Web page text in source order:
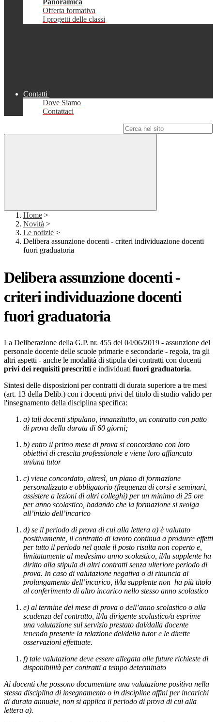
Panoramica
Offerta formativa
I progetti delle classi
Contatti
Dove Siamo
Contattaci
Home >
Novità >
Le notizie >
Delibera assunzione docenti - criteri individuazione docenti
fuori graduatoria
Delibera assunzione docenti -
criteri individuazione docenti
fuori graduatoria
La Deliberazione della G.P. nr. 455 del 04/06/2019 - assunzione del
personale docente delle scuole primarie e secondarie - regola, tra gli
altri aspetti - anche le modalità di stipula dei contratti con docenti
privi dei requisiti prescrittie individuati fuori graduatoria.
Sintesi delle disposizioni per contratti di durata superiore a tre mesi
(art. 13 della Delib.) con i docenti privi del titolo di studio valido per
l'insegnamento della disciplina specifica:
a) tali docenti stipulano, innanzitutto, un contratto con patto
di prova della durata di 60 giorni;
b) entro il primo mese di prova si concordano con loro
obiettivi di crescita professionale e viene loro affiancato
un/una tutor
c) viene concordato, altresì, un piano di formazione
personalizzato e obbligatorio (frequenza di corsi e seminari,
assistere a lezioni di altri colleghi) per un minimo di 25 ore
per anno scolastico, badando che la formazione si svolga
all’inizio dell’incarico
d) se il periodo di prova di cui alla lettera a) è valutato
positivamente, il contratto di lavoro continua a produrre effetti
per tutto il periodo nel quale il posto risulta non coperto e,
limitatamente al medesimo anno scolastico, il/la supplente ha
diritto alla stipula di altri contratti senza ulteriore periodo di
prova. In caso di valutazione negativa o di rinuncia al
prolungamento dell’incarico, il/la supplente non ha più titolo
al conferimento di altro incarico nello stesso anno scolastico
e) al termine del mese di prova o dell’anno scolastico o alla
scadenza del contratto, il/la dirigente scolastico/a esprime
una valutazione sul servizio prestato dal/dalla docente
tenendo presente la relazione del/della tutor e le dirette
osservazioni effettuate.
f) tale valutazione deve essere allegata alle future richieste di
disponibilità per contratti a tempo determinato
Ai docenti che possono documentare una valutazione positiva nella
stessa disciplina di insegnamento o in discipline affini per incarichi
di durata annuale, non si applica il periodo di prova di cui alla
lettera a).